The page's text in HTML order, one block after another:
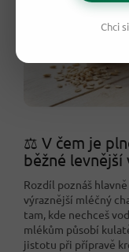
⚖️ V čem je
běžné levnější
Rozdíl poznáš
výraznější mléčný
tam, kde nechceš
mlékům působí
jistotu při přípravě